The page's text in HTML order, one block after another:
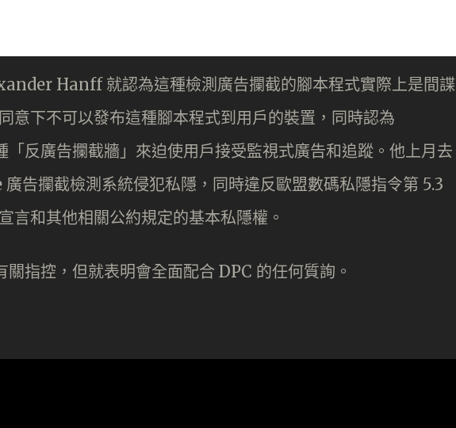
Hanff 就認為這種檢測廣告攔截的腳本程式實際上是間諜
意下不可以發布這種腳本程式到用戶的裝置，同時認為
反廣告攔截牆」來迫使用戶接受監視式廣告和追蹤。他上月去
告攔截檢測系統侵犯私隱，同時違反歐盟數碼私隱指令第 5.3
言和其他相關公約規定的基本私隱權。
指控，但就表明會全面配合 DPC 的任何質詢。